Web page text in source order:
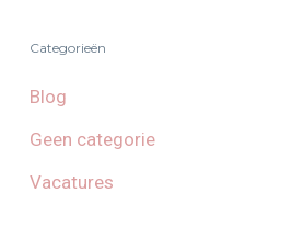
Categorieën
Blog
Geen categorie
Vacatures